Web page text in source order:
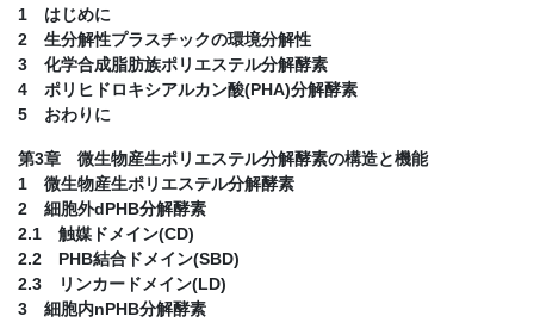
1 はじめに
2 生分解性プラスチックの環境分解性
3 化学合成脂肪族ポリエステル分解酵素
4 ポリヒドロキシアルカン酸(PHA)分解酵素
5 おわりに
第3章 微生物産生ポリエステル分解酵素の構造と機能
1 微生物産生ポリエステル分解酵素
2 細胞外dPHB分解酵素
2.1 触媒ドメイン(CD)
2.2 PHB結合ドメイン(SBD)
2.3 リンカードメイン(LD)
3 細胞内nPHB分解酵素